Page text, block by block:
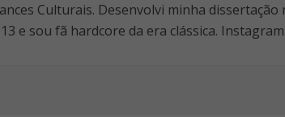
Culturais. Desenvolvi minha dissertação
e sou fã hardcore da era clássica.